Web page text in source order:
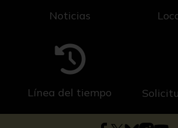
Noticias
Línea del tiempo